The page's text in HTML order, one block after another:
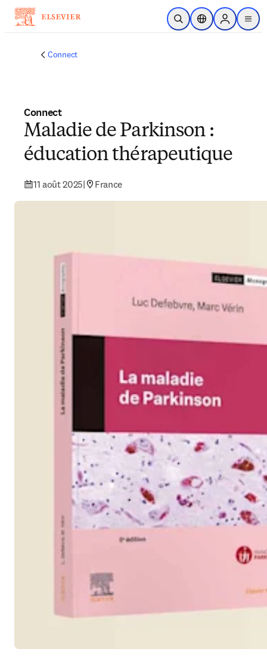
Passer au contenu principal
Ouvrir la recherche
Sélecteur de
Sign in to
menu
Connect
Connect
Maladie de Parkinson :
éducation thérapeutique
11 août 2025| France